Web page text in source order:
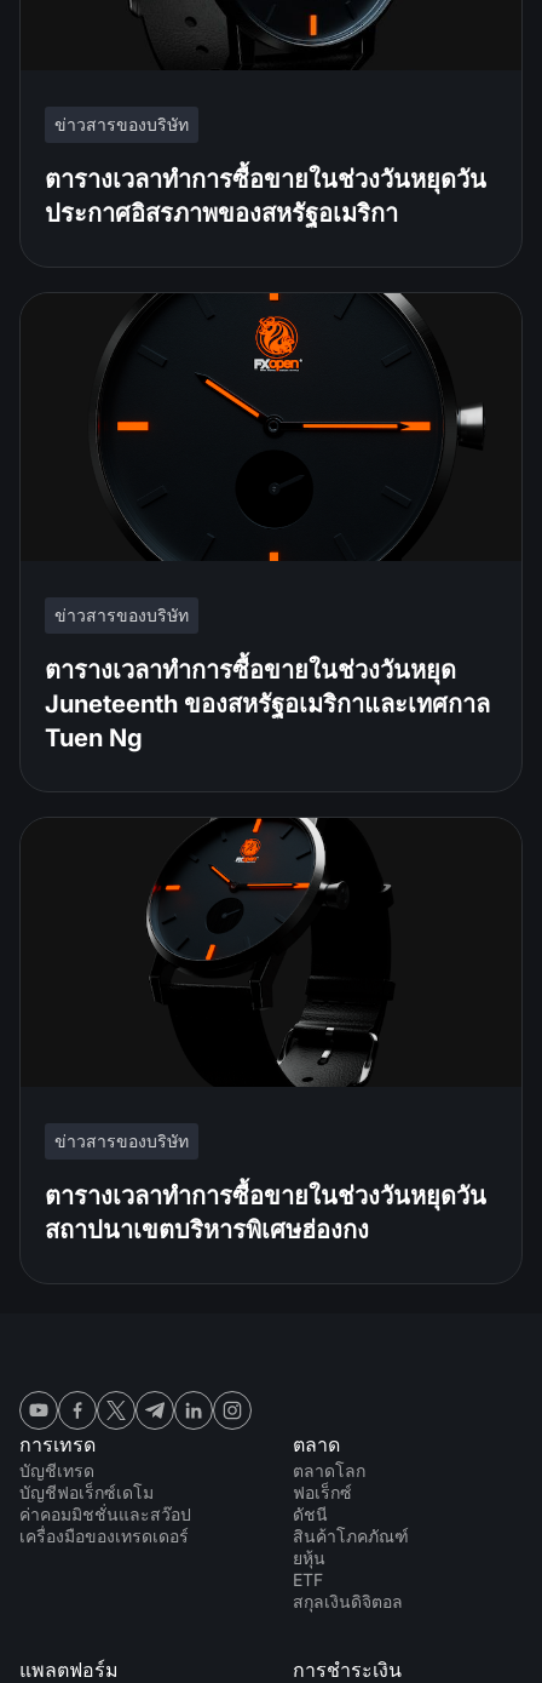
ข่าวสารของบริษัท
ตารางเวลาทำการซื้อขายในช่วงวันหยุดวัน
ประกาศอิสรภาพของสหรัฐอเมริกา
ข่าวสารของบริษัท
ตารางเวลาทำการซื้อขายในช่วงวันหยุด
Juneteenth ของสหรัฐอเมริกาและเทศกาล
Tuen Ng
ข่าวสารของบริษัท
ตารางเวลาทำการซื้อขายในช่วงวันหยุดวัน
สถาปนาเขตบริหารพิเศษฮ่องกง
การเทรด
บัญชีเทรด
บัญชีฟอเร็กซ์เดโม
ค่าคอมมิชชั่นและสว๊อป
เครื่องมือของเทรดเดอร์
ตลาด
ตลาดโลก
ฟอเร็กซ์
ดัชนี
สินค้าโภคภัณฑ์
ยหุ้น
ETF
สกุลเงินดิจิตอล
แพลตฟอร์ม การชำระเงิน